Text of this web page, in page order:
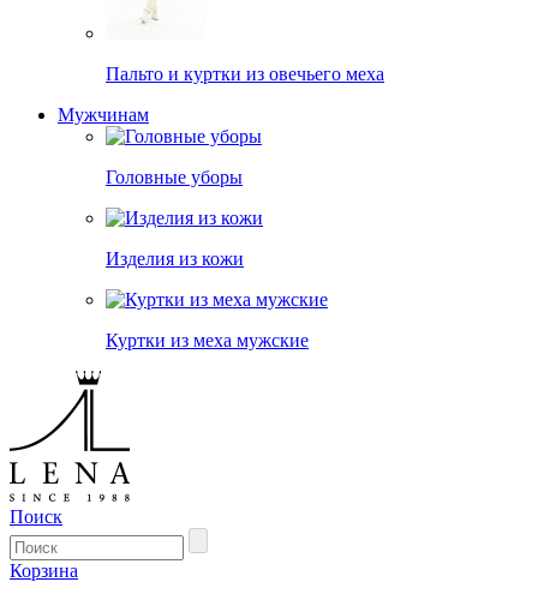
Пальто и куртки из овечьего меха
Мужчинам
Головные уборы
Изделия из кожи
Куртки из меха мужские
Поиск
Корзина